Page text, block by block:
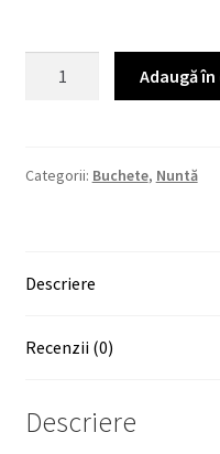
Adaugă în
Categorii: Buchete, Nuntă
Descriere
Recenzii (0)
Descriere